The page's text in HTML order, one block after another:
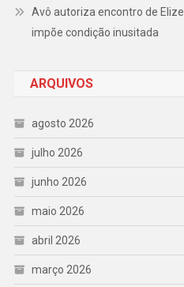
Avô autoriza encontro de
impõe condição inusitada
ARQUIVOS
agosto 2026
julho 2026
junho 2026
maio 2026
abril 2026
março 2026